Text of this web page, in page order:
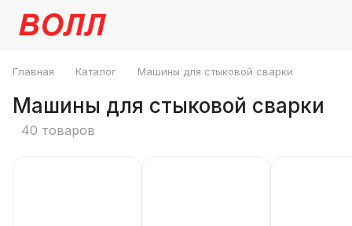
Главная Каталог Машины для стыковой сварки
Машины для стыковой сварки
40 товаров